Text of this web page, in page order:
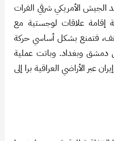
الأمريكي شرقي الفرات
إقامة علاقات لوجستية مع
فتمنع بشكل أساسي حركة
دمشق وبغداد. وباتت عملية
عبر الأراضي العراقية برا إلى